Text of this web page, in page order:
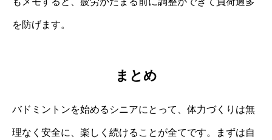
を防げます。
まとめ
バドミントンを始めるシニアにとって、体力づくりは無
理なく安全に、楽しく続けることが全てです。まずは自